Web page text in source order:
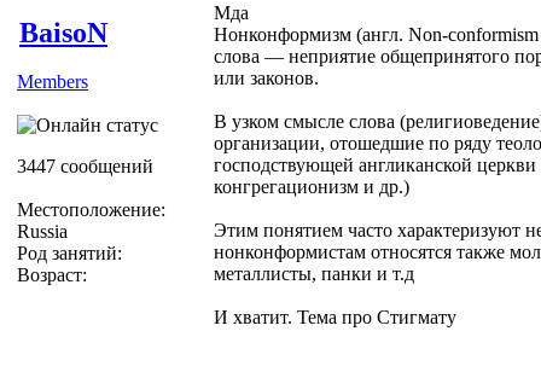
BaisoN
Members
3447 сообщений
Местоположение:
Russia
Род занятий:
Возраст:
Мда
Нонконформизм (англ. Non-
слова — неприятие общепринятого
или законов.
В узком смысле слова
организации, отошедшие по ряду
господствующей англиканской
конгрегационизм и др.)
Этим понятием часто характеризуют
нонконформистам относятся также
металлисты, панки и т.д
И хватит. Тема про Стигмату